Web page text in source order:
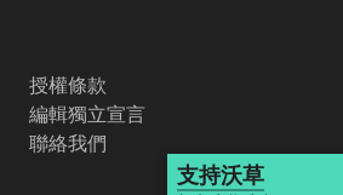
授權條款
編輯獨立宣言
聯絡我們
支持沃草